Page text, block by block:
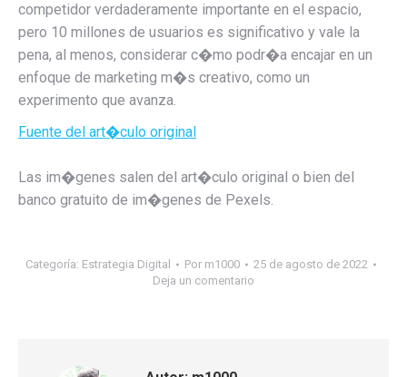
competidor verdaderamente importante en el espacio,
pero 10 millones de usuarios es significativo y vale la
pena, al menos, considerar c�mo podr�a encajar en un
enfoque de marketing m�s creativo, como un
experimento que avanza.
Fuente del art�culo original
Las im�genes salen del art�culo original o bien del
banco gratuito de im�genes de Pexels.
Categoría: Estrategia Digital Por m1000
25 de agosto de 2022
Deja un comentario